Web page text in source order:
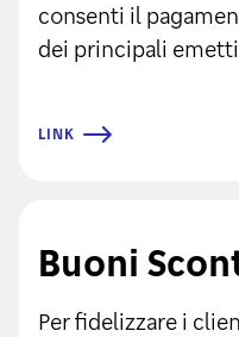
consenti il
dei principali
LINK
Buoni
Per fidelizzare i